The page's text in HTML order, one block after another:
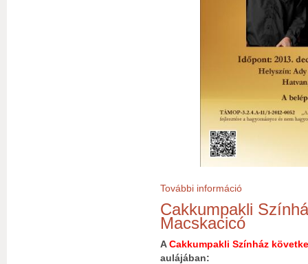
További információ
Cakkumpakli
Macskacicó
ACakkumpakli Színház
aulájában: